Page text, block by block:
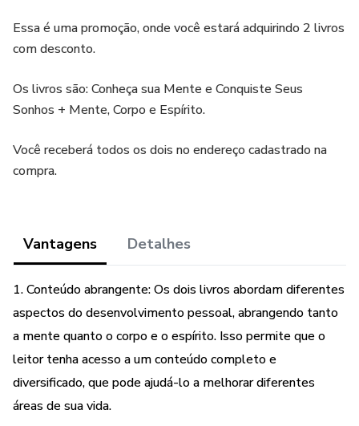
Essa é uma promoção, onde você estará adquirindo 2 livros
com desconto.
Os livros são: Conheça sua Mente e Conquiste Seus
Sonhos + Mente, Corpo e Espírito.
Você receberá todos os dois no endereço cadastrado na
compra.
Vantagens Detalhes
1. Conteúdo abrangente: Os dois livros abordam diferentes
aspectos do desenvolvimento pessoal, abrangendo tanto
a mente quanto o corpo e o espírito. Isso permite que o
leitor tenha acesso a um conteúdo completo e
diversificado, que pode ajudá-lo a melhorar diferentes
áreas de sua vida.